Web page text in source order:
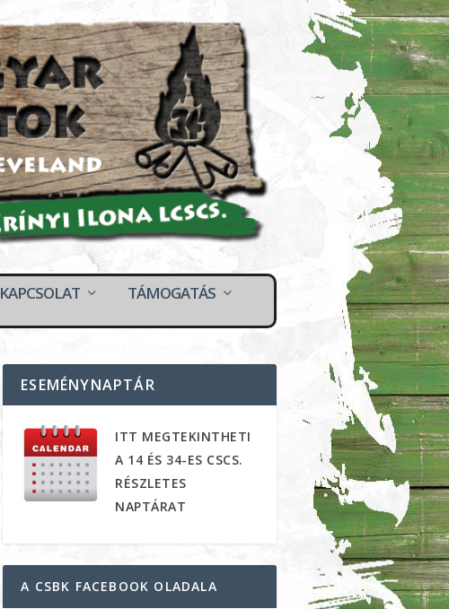
KAPCSOLAT TÁMOGATÁS
ESEMÉNYNAPTÁR
ITT MEGTEKINTHETI
A 14 ÉS 34-ES CSCS.
RÉSZLETES
NAPTÁRAT
A CSBK FACEBOOK OLADALA